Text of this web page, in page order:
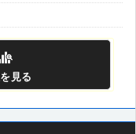
を見る